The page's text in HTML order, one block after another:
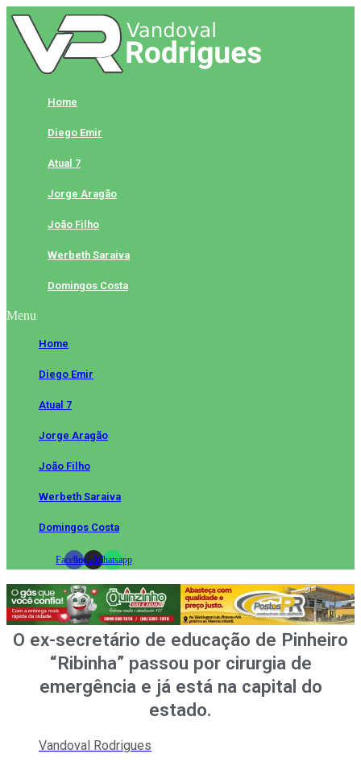
Skip
to
content
Home
Diego Emir
Atual 7
Jorge Aragão
João Filho
Werbeth Saraiva
Domingos Costa
Menu
Home
Diego Emir
Atual 7
Jorge Aragão
João Filho
Werbeth Saraiva
Domingos Costa
FacebookInstagramWhatsapp
O ex-secretário de educação de Pinheiro
“Ribinha” passou por cirurgia de
emergência e já está na capital do
estado.
Vandoval Rodrigues